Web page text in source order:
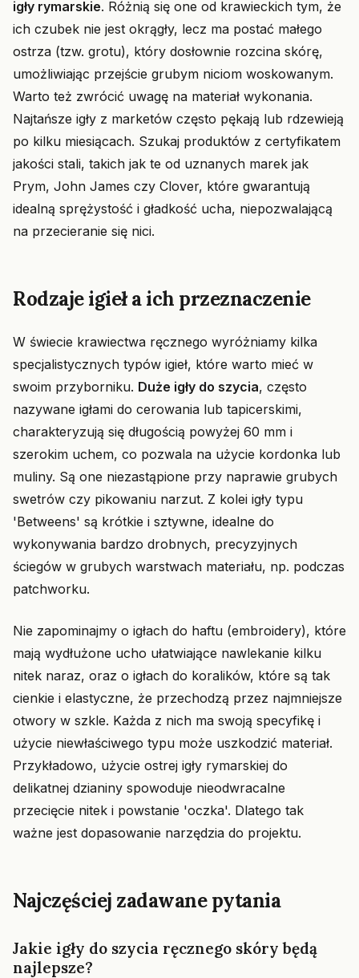
igły rymarskie. Różnią się one od krawieckich tym, że
ich czubek nie jest okrągły, lecz ma postać małego
ostrza (tzw. grotu), który dosłownie rozcina skórę,
umożliwiając przejście grubym niciom woskowanym.
Warto też zwrócić uwagę na materiał wykonania.
Najtańsze igły z marketów często pękają lub rdzewieją
po kilku miesiącach. Szukaj produktów z certyfikatem
jakości stali, takich jak te od uznanych marek jak
Prym, John James czy Clover, które gwarantują
idealną sprężystość i gładkość ucha, niepozwalającą
na przecieranie się nici.
Rodzaje igieł a ich przeznaczenie
W świecie krawiectwa ręcznego wyróżniamy kilka
specjalistycznych typów igieł, które warto mieć w
swoim przyborniku. Duże igły do szycia, często
nazywane igłami do cerowania lub tapicerskimi,
charakteryzują się długością powyżej 60 mm i
szerokim uchem, co pozwala na użycie kordonka lub
muliny. Są one niezastąpione przy naprawie grubych
swetrów czy pikowaniu narzut. Z kolei igły typu
'Betweens' są krótkie i sztywne, idealne do
wykonywania bardzo drobnych, precyzyjnych
ściegów w grubych warstwach materiału, np. podczas
patchworku.
Nie zapominajmy o igłach do haftu (embroidery), które
mają wydłużone ucho ułatwiające nawlekanie kilku
nitek naraz, oraz o igłach do koralików, które są tak
cienkie i elastyczne, że przechodzą przez najmniejsze
otwory w szkle. Każda z nich ma swoją specyfikę i
użycie niewłaściwego typu może uszkodzić materiał.
Przykładowo, użycie ostrej igły rymarskiej do
delikatnej dzianiny spowoduje nieodwracalne
przecięcie nitek i powstanie 'oczka'. Dlatego tak
ważne jest dopasowanie narzędzia do projektu.
Najczęściej zadawane pytania
Jakie igły do szycia ręcznego skóry będą
najlepsze?